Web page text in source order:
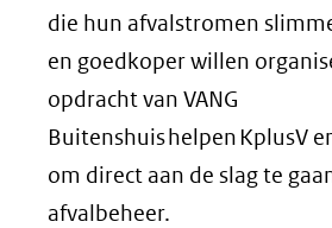
die hun afvalstromen
en goedkoper willen
opdracht van VANG
Buitenshuis helpen KplusV
om direct aan de slag te
afvalbeheer.